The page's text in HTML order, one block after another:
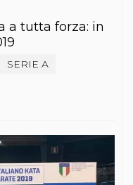
a tutta forza: in
SERIE A